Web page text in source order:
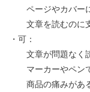
ページやカバーに
文章を読むのに支
・可：
文章が問題なく読
マーカーやペンで
商品の痛みがある